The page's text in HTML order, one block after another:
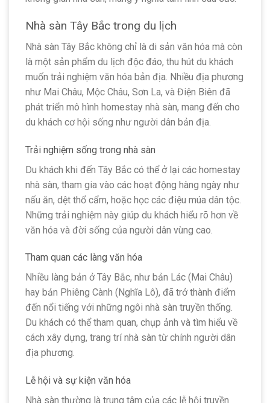
Nhà sàn Tây Bắc trong du lịch
Nhà sàn Tây Bắc không chỉ là di sản văn hóa mà còn
là một sản phẩm du lịch độc đáo, thu hút du khách
muốn trải nghiệm văn hóa bản địa. Nhiều địa phương
như Mai Châu, Mộc Châu, Sơn La, và Điện Biên đã
phát triển mô hình homestay nhà sàn, mang đến cho
du khách cơ hội sống như người dân bản địa.
Trải nghiệm sống trong nhà sàn
Du khách khi đến Tây Bắc có thể ở lại các homestay
nhà sàn, tham gia vào các hoạt động hàng ngày như
nấu ăn, dệt thổ cẩm, hoặc học các điệu múa dân tộc.
Những trải nghiệm này giúp du khách hiểu rõ hơn về
văn hóa và đời sống của người dân vùng cao.
Tham quan các làng văn hóa
Nhiều làng bản ở Tây Bắc, như bản Lác (Mai Châu)
hay bản Phiêng Cành (Nghĩa Lô), đã trở thành điểm
đến nổi tiếng với những ngôi nhà sàn truyền thống.
Du khách có thể tham quan, chụp ảnh và tìm hiểu về
cách xây dựng, trang trí nhà sàn từ chính người dân
địa phương.
Lễ hội và sự kiện văn hóa
Nhà sàn thường là trung tâm của các lễ hội truyền